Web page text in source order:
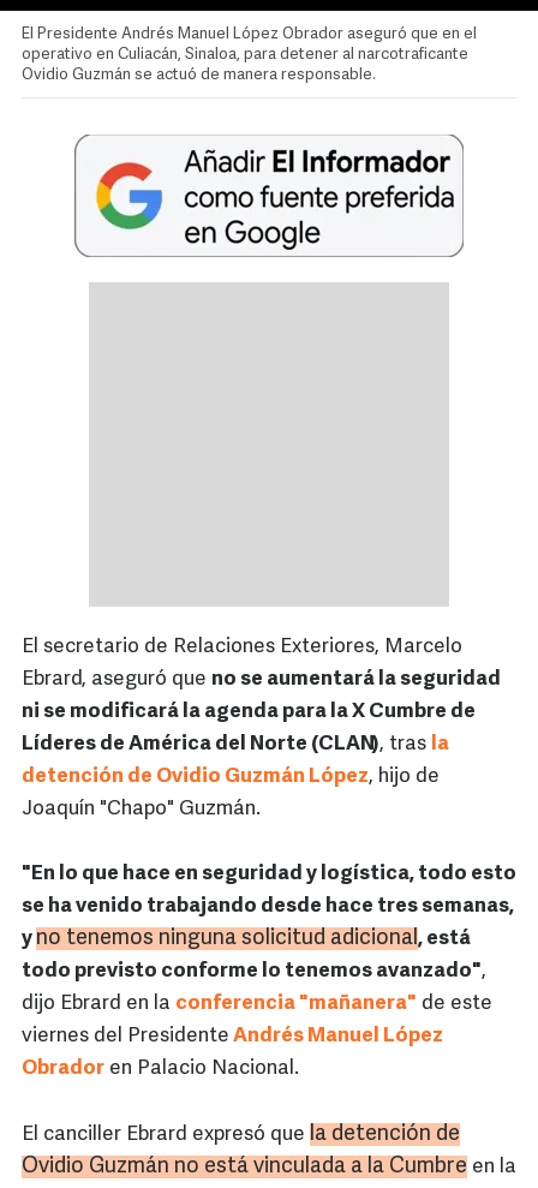
El Presidente Andrés Manuel López Obrador aseguró que en el
operativo en Culiacán, Sinaloa, para detener al narcotraficante
Ovidio Guzmán se actuó de manera responsable.
El secretario de Relaciones Exteriores, Marcelo
Ebrard, aseguró que no se aumentará la seguridad
ni se modificará la agenda para la X Cumbre de
Líderes de América del Norte (CLAN), tras la
detención de Ovidio Guzmán López, hijo de
Joaquín "Chapo" Guzmán.
"En lo que hace en seguridad y logística, todo esto
se ha venido trabajando desde hace tres semanas,
y no tenemos ninguna solicitud adicional, está
todo previsto conforme lo tenemos avanzado",
dijo Ebrard en la conferencia "mañanera" de este
viernes del Presidente Andrés Manuel López
Obrador en Palacio Nacional.
El canciller Ebrard expresó que la detención de
Ovidio Guzmán no está vinculada a la Cumbre en la